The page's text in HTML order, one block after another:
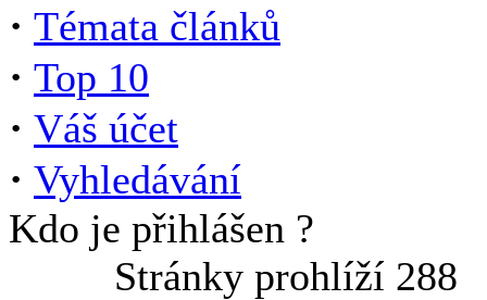
· Témata článků
· Top 10
· Váš účet
· Vyhledávání
Kdo je přihlášen ?
Stránky prohlíží 288